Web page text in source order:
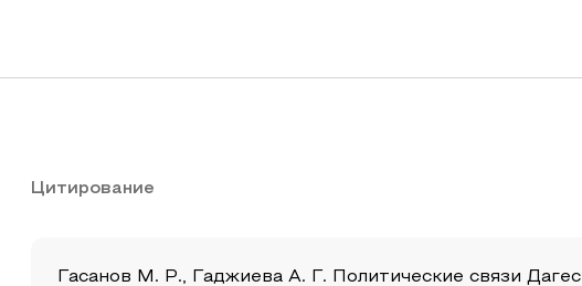
Цитирование
Гасанов М. Р., Гаджиева А. Г. Политические связи